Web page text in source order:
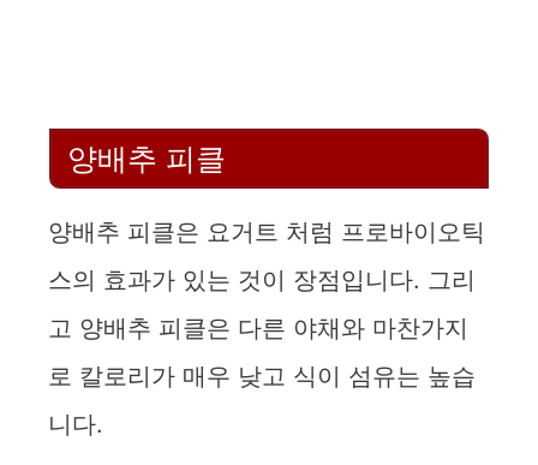
양배추 피클
양배추 피클은 요거트 처럼 프로바이오틱
스의 효과가 있는 것이 장점입니다. 그리
고 양배추 피클은 다른 야채와 마찬가지
로 칼로리가 매우 낮고 식이 섬유는 높습
니다.